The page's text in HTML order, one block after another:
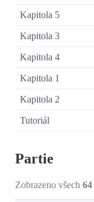
Kapitola 5
Kapitola 3
Kapitola 4
Kapitola 1
Kapitola 2
Tutoriál
Partie
Zobrazeno všech 64